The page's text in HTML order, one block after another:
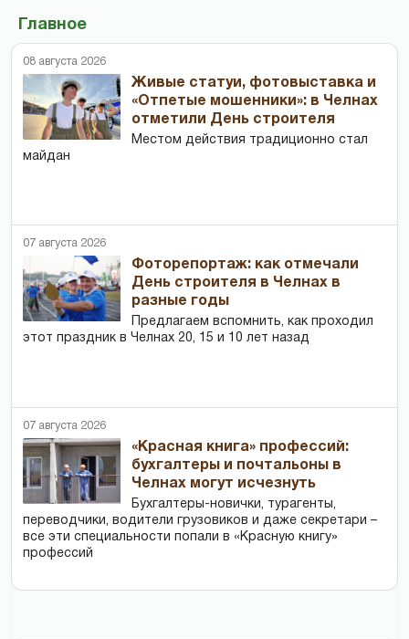
Главное
08 августа 2026
Живые статуи, фотовыставка и
«Отпетые мошенники»: в Челнах
отметили День строителя
Местом действия традиционно стал
майдан
07 августа 2026
Фоторепортаж: как отмечали
День строителя в Челнах в
разные годы
Предлагаем вспомнить, как проходил
этот праздник в Челнах 20, 15 и 10 лет назад
07 августа 2026
«Красная книга» профессий:
бухгалтеры и почтальоны в
Челнах могут исчезнуть
Бухгалтеры-новички, тур­агенты,
переводчики, водители грузовиков и даже секретари –
все эти специальности попали в «Красную книгу»
профессий